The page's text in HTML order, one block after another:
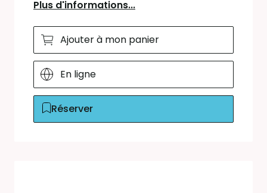
Plus d'informations...
Ajouter à mon panier
En ligne
Réserver